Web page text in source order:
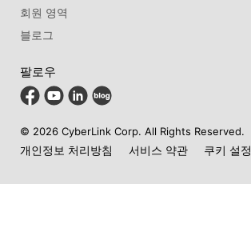
회원 영역
블로그
팔로우
© 2026 CyberLink Corp. All Rights Reserved.
개인정보 처리방침 서비스 약관 쿠키 설정